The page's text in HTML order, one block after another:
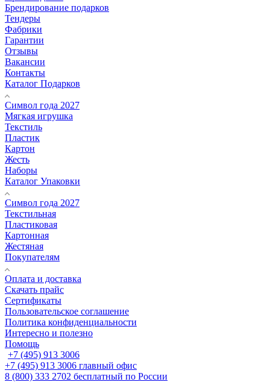
Брендирование подарков
Тендеры
Фабрики
Гарантии
Отзывы
Вакансии
Контакты
Каталог Подарков
Символ года 2027
Мягкая игрушка
Текстиль
Пластик
Картон
Жесть
Наборы
Каталог Упаковки
Символ года 2027
Текстильная
Пластиковая
Картонная
Жестяная
Покупателям
Оплата и доставка
Скачать прайс
Сертификаты
Пользовательское соглашение
Политика конфиденциальности
Интересно и полезно
Помощь
+7 (495) 913 3006
+7 (495) 913 3006 главный офис
8 (800) 333 2702 бесплатный по России